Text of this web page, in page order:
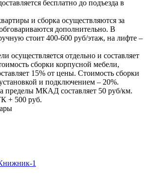
бесплатно до подъезда в
и сборка осуществляются за
дополнительно. В
стоит 400-600 руб/этаж, на лифте –
осуществляется отдельно и составляет
сборки корпусной мебели,
15% от цены. Стоимость сборки
и подключением – 20%.
пределы МКАД составляет 50 руб/км.
+ 500 руб.
1